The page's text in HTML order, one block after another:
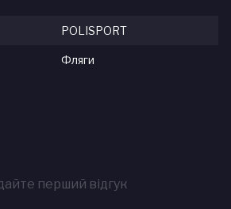
POLISPORT
Фляги
перший відгук